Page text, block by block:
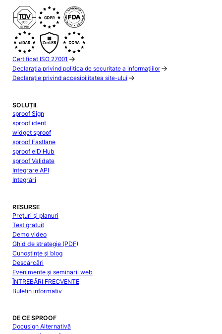
Certificat ISO 27001
Declarația privind politica de securitate a informațiilor
Declarație privind accesibilitatea site-ului
SOLUȚII
sproof Sign
sproof ident
widget sproof
sproof Fastlane
sproof eID Hub
sproof Validate
Integrare API
Integrări
RESURSE
Prețuri și planuri
Test gratuit
Demo video
Ghid de strategie (PDF)
Cunoștințe și blog
Descărcări
Evenimente și seminarii web
ÎNTREBĂRI FRECVENTE
Buletin informativ
DE CE SPROOF
Docusign Alternativă